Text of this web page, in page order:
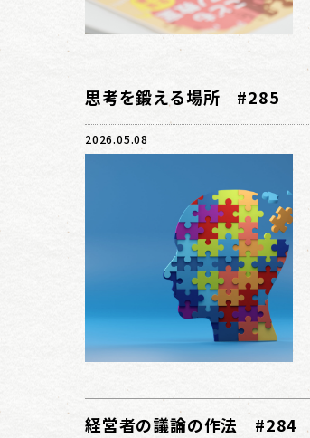
思考を鍛える場所 #285
2026.05.08
経営者の議論の作法 #284